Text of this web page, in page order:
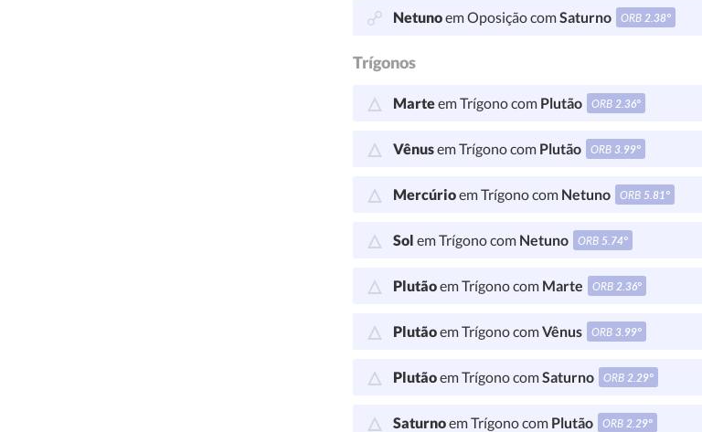
Netunoem Oposição comSaturno ORB2.38°
Trígonos
Marteem Trígono com Plutão ORB2.36°
Vênusem Trígono com Plutão ORB3.99°
Mercúrioem Trígono com Netuno ORB 5.81°
Sol em Trígono com Netuno ORB 5.74°
Plutãoem Trígono com Marte ORB2.36°
Plutãoem Trígono comVênus ORB3.99°
Plutãoem Trígono comSaturno ORB2.29°
Saturnoem Trígono com Plutão ORB2.29°